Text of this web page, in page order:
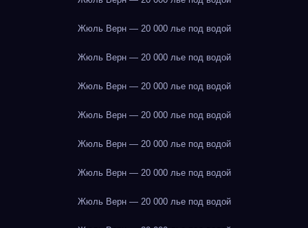
Жюль Верн — 20 000 лье под водой
Жюль Верн — 20 000 лье под водой
Жюль Верн — 20 000 лье под водой
Жюль Верн — 20 000 лье под водой
Жюль Верн — 20 000 лье под водой
Жюль Верн — 20 000 лье под водой
Жюль Верн — 20 000 лье под водой